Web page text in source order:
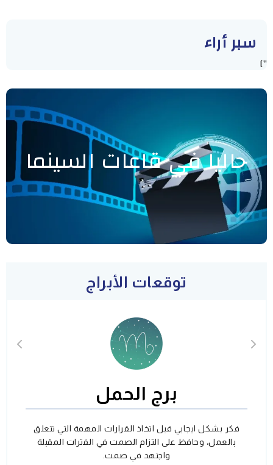
سبر أراء
"]
حاليا في قاعات السينما
توقعات الأبراج
برج الحمل
فكر بشكل ايجابي قبل اتخاذ القرارات المهمة التي تتعلق
بالعمل، وحافظ على التزام الصمت في الفترات المقبلة
واجتهد في صمت.